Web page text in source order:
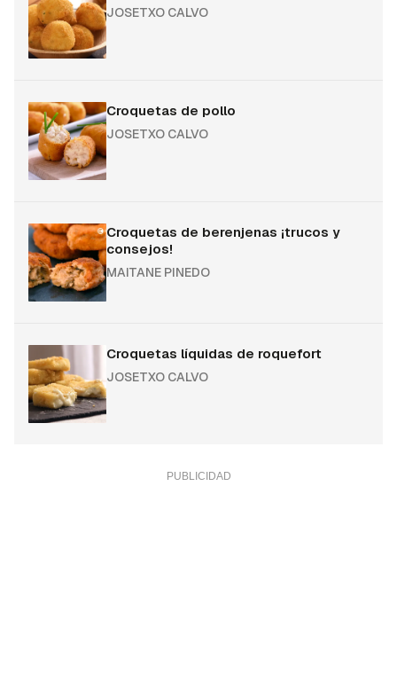
JOSETXO CALVO
Croquetas de pollo
JOSETXO CALVO
Croquetas de berenjenas ¡trucos y
consejos!
MAITANE PINEDO
Croquetas líquidas de roquefort
JOSETXO CALVO